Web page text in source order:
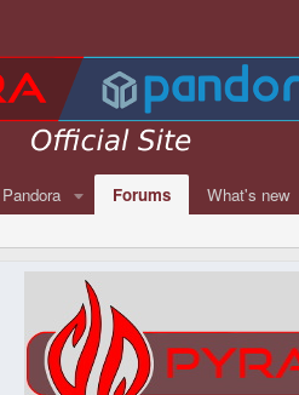
Forums What's new